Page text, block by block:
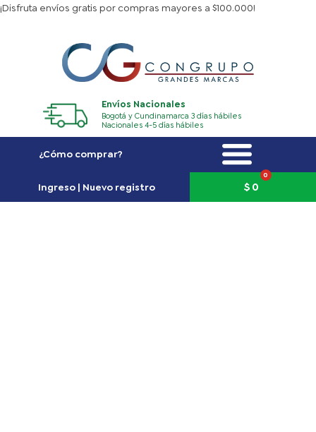
Ir
¡Disfruta envíos gratis por compras mayores a $100.000!
Envíos Nacionales
Bogotá y Cundinamarca 3 días hábiles
Nacionales 4-5 días hábiles
¿Cómo comprar?
Ingreso | Nuevo registro $0
0
Carrito